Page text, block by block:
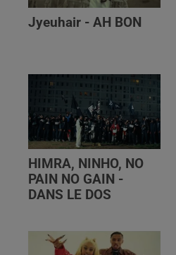
Jyeuhair - AH BON
HIMRA, NINHO, NO
PAIN NO GAIN -
DANS LE DOS